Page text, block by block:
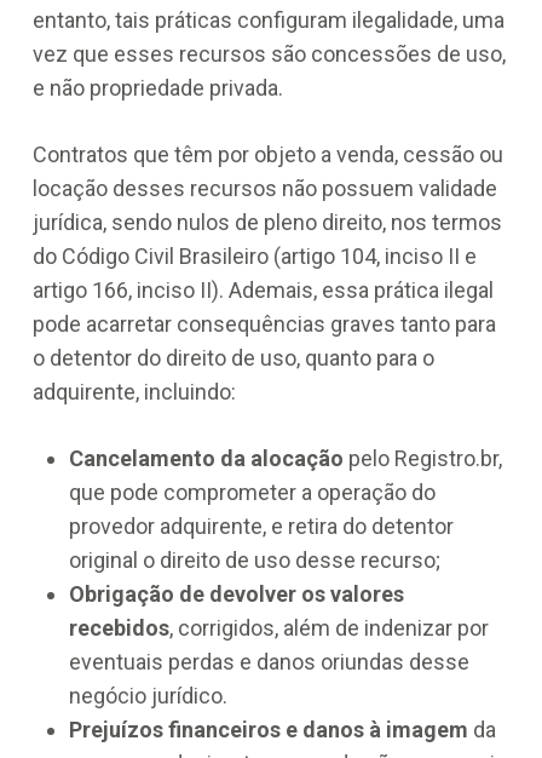
entanto, tais práticas configuram ilegalidade, uma
vez que esses recursos são concessões de uso,
e não propriedade privada.
Contratos que têm por objeto a venda, cessão ou
locação desses recursos não possuem validade
jurídica, sendo nulos de pleno direito, nos termos
do Código Civil Brasileiro (artigo 104, inciso II e
artigo 166, inciso II). Ademais, essa prática ilegal
pode acarretar consequências graves tanto para
o detentor do direito de uso, quanto para o
adquirente, incluindo:
Cancelamento da alocação pelo Registro.br,
que pode comprometer a operação do
provedor adquirente, e retira do detentor
original o direito de uso desse recurso;
Obrigação de devolver os valores
recebidos, corrigidos, além de indenizar por
eventuais perdas e danos oriundas desse
negócio jurídico.
Prejuízos financeiros e danos à imagem da